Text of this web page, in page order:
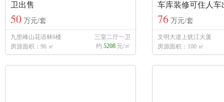
卫出售
50 万元/套
九里峰山花语林6楼
房源面积：96 ㎡
三室二厅一卫
约 5208 元/㎡
车库装修可住人车
76 万元/套
文明大道上犹江大厦
房源面积：100 ㎡